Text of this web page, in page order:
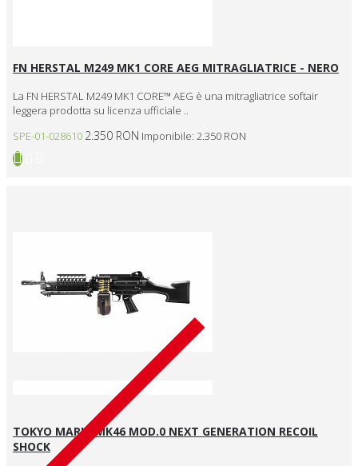
FN HERSTAL M249 MK1 CORE AEG MITRAGLIATRICE - NERO
La FN HERSTAL M249 MK1 CORE™ AEG è una mitragliatrice softair
leggera prodotta su licenza ufficiale ..
SPE-01-028610 2.350 RON Imponibile: 2.350 RON
TOKYO MARUI MK46 MOD.0 NEXT GENERATION RECOIL
SHOCK